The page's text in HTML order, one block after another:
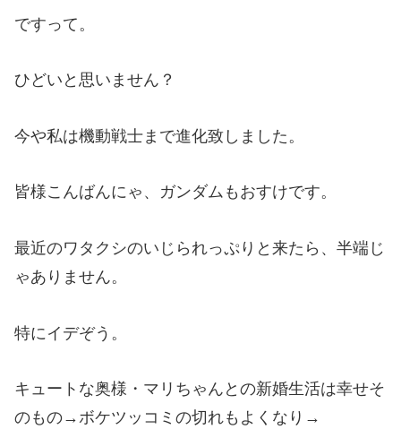
ですって。
ひどいと思いません？
今や私は機動戦士まで進化致しました。
皆様こんばんにゃ、ガンダムもおすけです。
最近のワタクシのいじられっぷりと来たら、半端じ
ゃありません。
特にイデぞう。
キュートな奥様・マリちゃんとの新婚生活は幸せそ
のもの→ボケツッコミの切れもよくなり→